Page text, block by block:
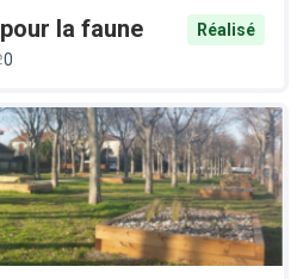
la faune
Réalisé
0